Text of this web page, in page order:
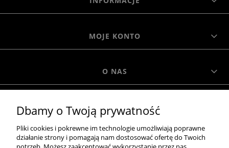
MOJE KONTO
O NAS
MOROWO
WSZELKIE PRAWA ZASTRZEŻONE MOROWO © 2018
Dbamy o Twoją prywatność
Pliki cookies i pokrewne im technologie umożliwiają poprawne
działanie strony i pomagają nam dostosować ofertę do Twoich